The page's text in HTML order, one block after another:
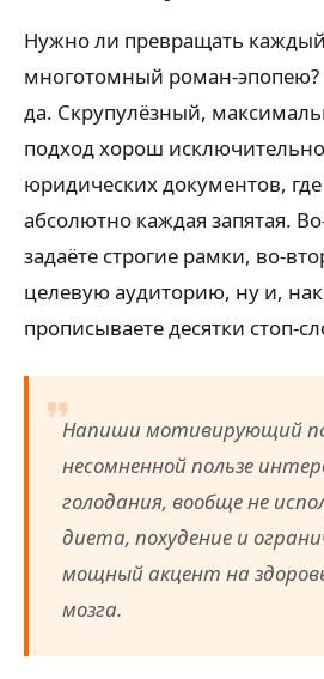
Нужно ли превращать
многотомный роман-эпопею?
да. Скрупулёзный,
подход хорош
юридических документов,
абсолютно каждая запятая.
задаёте строгие рамки, во-
целевую аудиторию, ну и,
прописываете десятки стоп-
Напиши мотивирующий
несомненной пользе
голодания, вообще не
диета, похудение и
мощный акцент на
мозга.